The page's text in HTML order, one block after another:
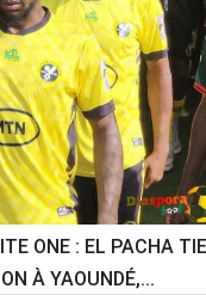
ONE : EL PACHA
À YAOUNDÉ,...